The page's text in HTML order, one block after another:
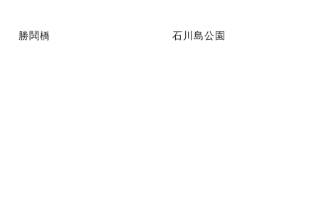
勝鬨橋 石川島公園